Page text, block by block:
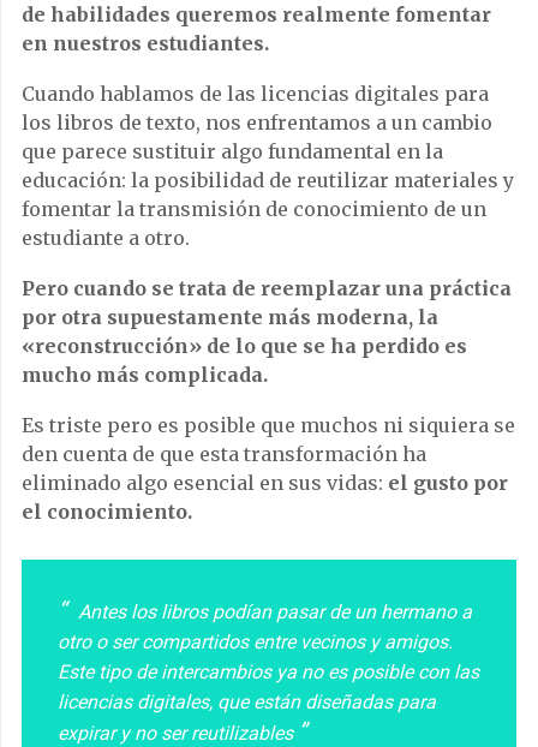
de habilidades queremos realmente fomentar
en nuestros estudiantes.
Cuando hablamos de las licencias digitales para
los libros de texto, nos enfrentamos a un cambio
que parece sustituir algo fundamental en la
educación: la posibilidad de reutilizar materiales y
fomentar la transmisión de conocimiento de un
estudiante a otro.
Pero cuando se trata de reemplazar una práctica
por otra supuestamente más moderna, la
«reconstrucción» de lo que se ha perdido es
mucho más complicada.
Es triste pero es posible que muchos ni siquiera se
den cuenta de que esta transformación ha
eliminado algo esencial en sus vidas: el gusto por
el conocimiento.
Antes los libros podían pasar de un hermano a
otro o ser compartidos entre vecinos y amigos.
Este tipo de intercambios ya no es posible con las
licencias digitales, que están diseñadas para
expirar y no ser reutilizables